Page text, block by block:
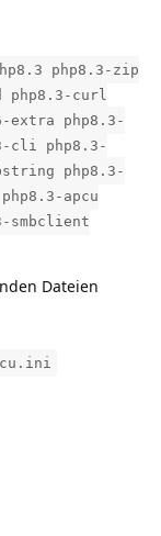
php8.3-zip
php8.3-curl
extra php8.3-
cli php8.3-
php8.3-
apcu
smbclient
Dateien